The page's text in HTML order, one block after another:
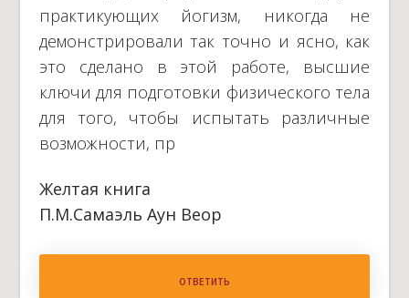
практикующих йогизм, никогда не
демонстрировали так точно и ясно, как
это сделано в этой работе, высшие
ключи для подготовки физического тела
для того, чтобы испытать различные
возможности, пр
Желтая книга
П.М.Самаэль Аун Веор
ОТВЕТИТЬ